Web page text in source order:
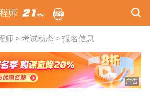
师
师> 考试动态 > 报名信息
广告